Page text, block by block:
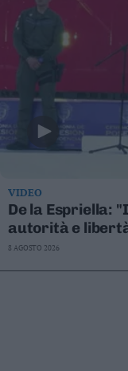
VIDEO
De la Espriella:
autorità e
8 AGOSTO 2026